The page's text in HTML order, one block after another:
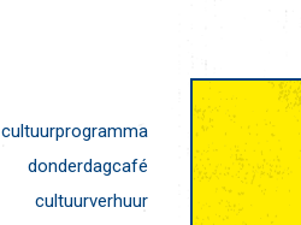
cultuurprogramma
donderdagcafé
cultuurverhuur